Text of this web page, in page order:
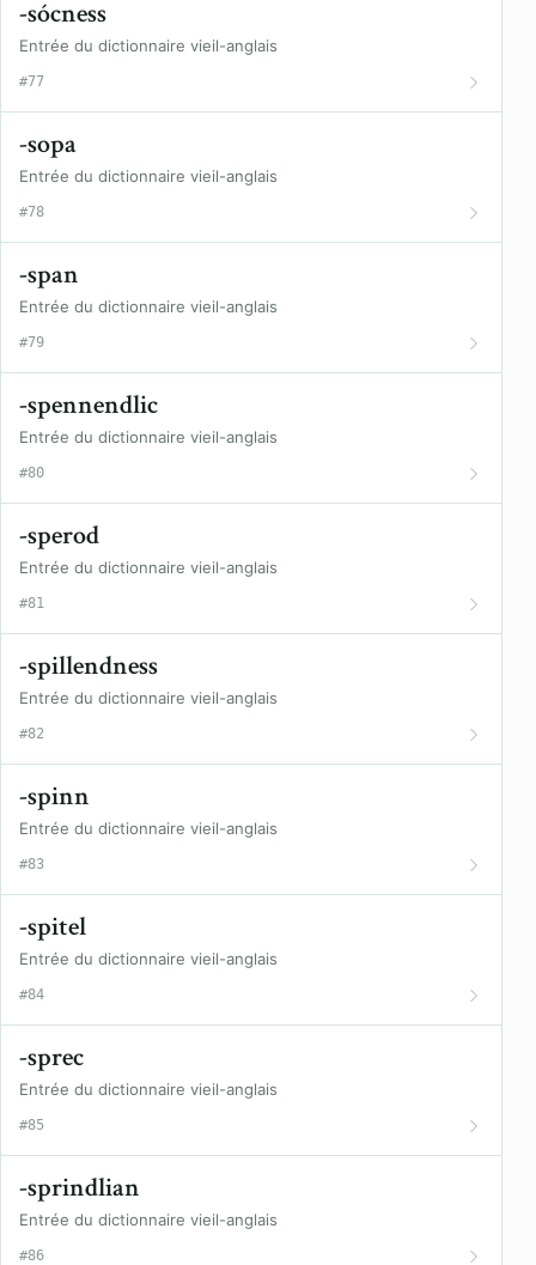
-sócness
Entrée du dictionnaire vieil-anglais
#77
-sopa
Entrée du dictionnaire vieil-anglais
#78
-span
Entrée du dictionnaire vieil-anglais
#79
-spennendlic
Entrée du dictionnaire vieil-anglais
#80
-sperod
Entrée du dictionnaire vieil-anglais
#81
-spillendness
Entrée du dictionnaire vieil-anglais
#82
-spinn
Entrée du dictionnaire vieil-anglais
#83
-spitel
Entrée du dictionnaire vieil-anglais
#84
-sprec
Entrée du dictionnaire vieil-anglais
#85
-sprindlian
Entrée du dictionnaire vieil-anglais
#86